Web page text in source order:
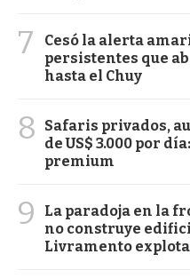
7
Cesó la alerta
persistentes que
hasta el Chuy
8
Safaris privados,
de US$ 3.000 por
premium
9
La paradoja en la
no construye
Livramento